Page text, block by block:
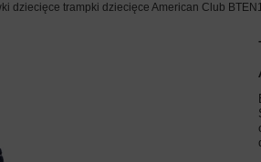
dziecięce trampki dziecięce American Club